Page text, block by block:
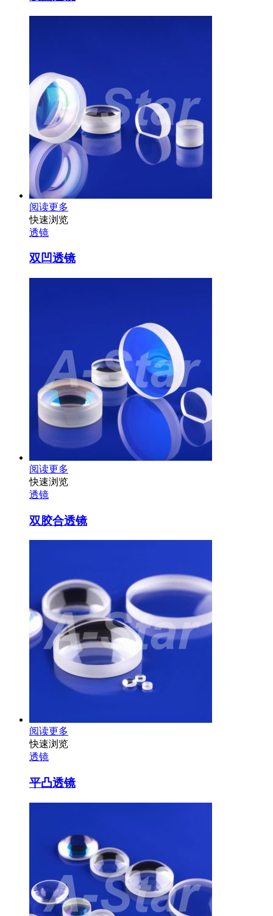
阅读更多
快速浏览
透镜
双凹透镜
阅读更多
快速浏览
透镜
双胶合透镜
阅读更多
快速浏览
透镜
平凸透镜